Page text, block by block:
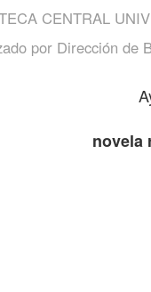
CENTRAL
por Dirección de
novela